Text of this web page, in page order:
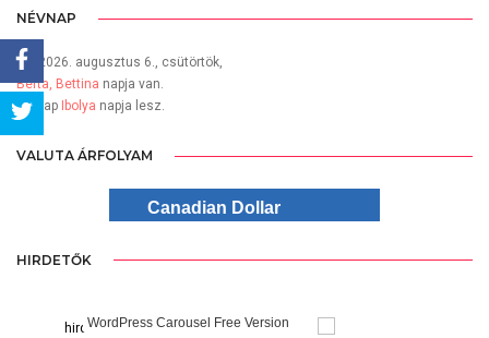
NÉVNAP
Ma 2026. augusztus 6., csütörtök,
Berta, Bettina napja van.
Holnap Ibolya napja lesz.
VALUTA ÁRFOLYAM
Canadian Dollar
HIRDETŐK
Share
Tweet